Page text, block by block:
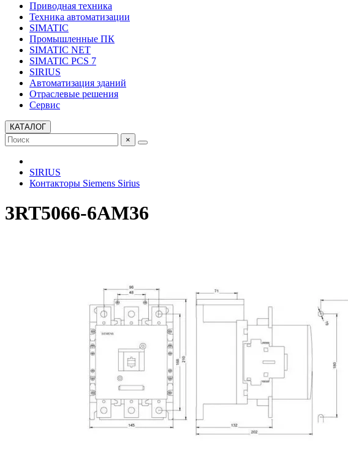
Приводная техника
Техника автоматизации
SIMATIC
Промышленные ПК
SIMATIC NET
SIMATIC PCS 7
SIRIUS
Автоматизация зданий
Отраслевые решения
Сервис
КАТАЛОГ
×
SIRIUS
Контакторы Siemens Sirius
3RT5066-6AM36